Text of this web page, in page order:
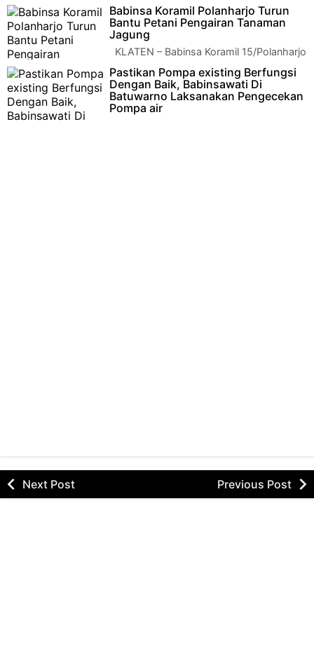
Babinsa Desa Duwet Koramil 22 Wonosari
Kodim 0723/Klaten, bersama Bhabink…
Babinsa Koramil Polanharjo Turun
Bantu Petani Pengairan Tanaman
Jagung
KLATEN – Babinsa Koramil 15/Polanharjo
Kodim 0723/Klaten, Sertu Prio Prasetyo
menunjukkan dedikasinya dalam …
Pastikan Pompa existing Berfungsi
Dengan Baik, Babinsawati Di
Batuwarno Laksanakan Pengecekan
Pompa air
Next Post Previous Post